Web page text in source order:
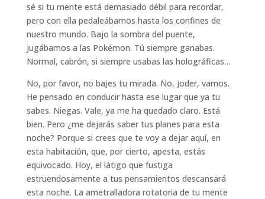
sé si tu mente está demasiado débil para recordar,
pero con ella pedaleábamos hasta los confines de
nuestro mundo. Bajo la sombra del puente,
jugábamos a las Pokémon. Tú siempre ganabas.
Normal, cabrón, si siempre usabas las holográficas…
No, por favor, no bajes tu mirada. No, joder, vamos.
He pensado en conducir hasta ese lugar que ya tu
sabes. Niegas. Vale, ya me ha quedado claro. Está
bien. Pero ¿me dejarás saber tus planes para esta
noche? Porque si crees que te voy a dejar aquí, en
esta habitación, que, por cierto, apesta, estás
equivocado. Hoy, el látigo que fustiga
estruendosamente a tus pensamientos descansará
esta noche. La ametralladora rotatoria de tu mente